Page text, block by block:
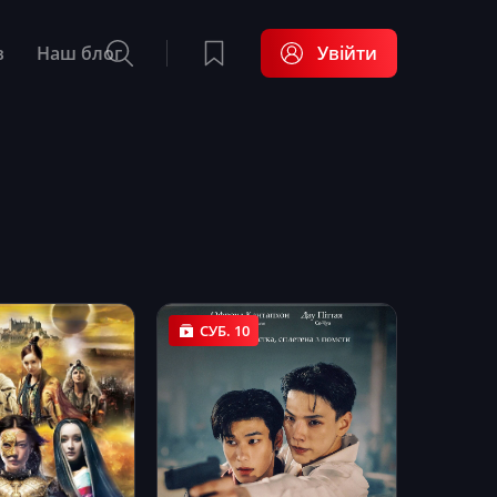
Наш блог Увійти
СУБ. 10